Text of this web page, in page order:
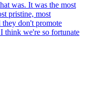
was. It was the most
pristine, most
don't promote
think we're so fortunate